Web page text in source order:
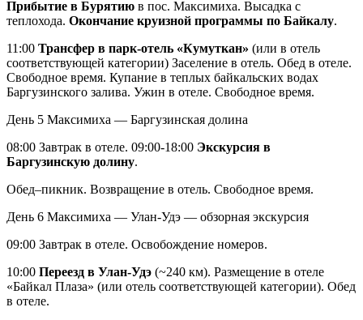
Прибытие в Бурятию в пос. Максимиха. Высадка с
теплохода. Окончание круизной программы по Байкалу.
11:00 Трансфер в парк-отель «Кумуткан» (или в отель
соответствующей категории) Заселение в отель. Обед в отеле.
Свободное время. Купание в теплых байкальских водах
Баргузинского залива. Ужин в отеле. Свободное время.
День 5 Максимиха — Баргузинская долина
08:00 Завтрак в отеле. 09:00-18:00 Экскурсия в
Баргузинскую долину.
Обед–пикник. Возвращение в отель. Свободное время.
День 6 Максимиха — Улан-Удэ — обзорная экскурсия
09:00 Завтрак в отеле. Освобождение номеров.
10:00 Переезд в Улан-Удэ (~240 км). Размещение в отеле
«Байкал Плаза» (или отель соответствующей категории). Обед
в отеле.